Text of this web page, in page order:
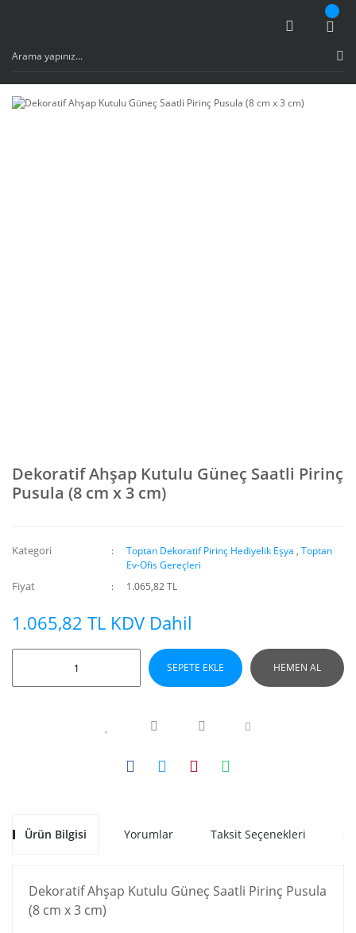
Dekoratif Ahşap Kutulu Güneç Saatli Pirinç
Pusula (8 cm x 3 cm)
Kategori Toptan Dekoratif Pirinç Hediyelik Eşya ,Toptan
Ev-Ofis Gereçleri
Fiyat 1.065,82 TL
1.065,82 TL KDV Dahil
SEPETE EKLE HEMEN AL
Ürün Bilgisi Yorumlar Taksit Seçenekleri
Dekoratif Ahşap Kutulu Güneç Saatli Pirinç Pusula
(8 cm x 3 cm)